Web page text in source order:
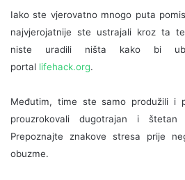
Iako ste vjerovatno mnogo puta
najvjerojatnije ste ustrajali kroz ta
niste uradili ništa kako bi
portal lifehack.org.
Međutim, time ste samo produžili i
prouzrokovali dugotrajan i
Prepoznajte znakove stresa prije
obuzme.